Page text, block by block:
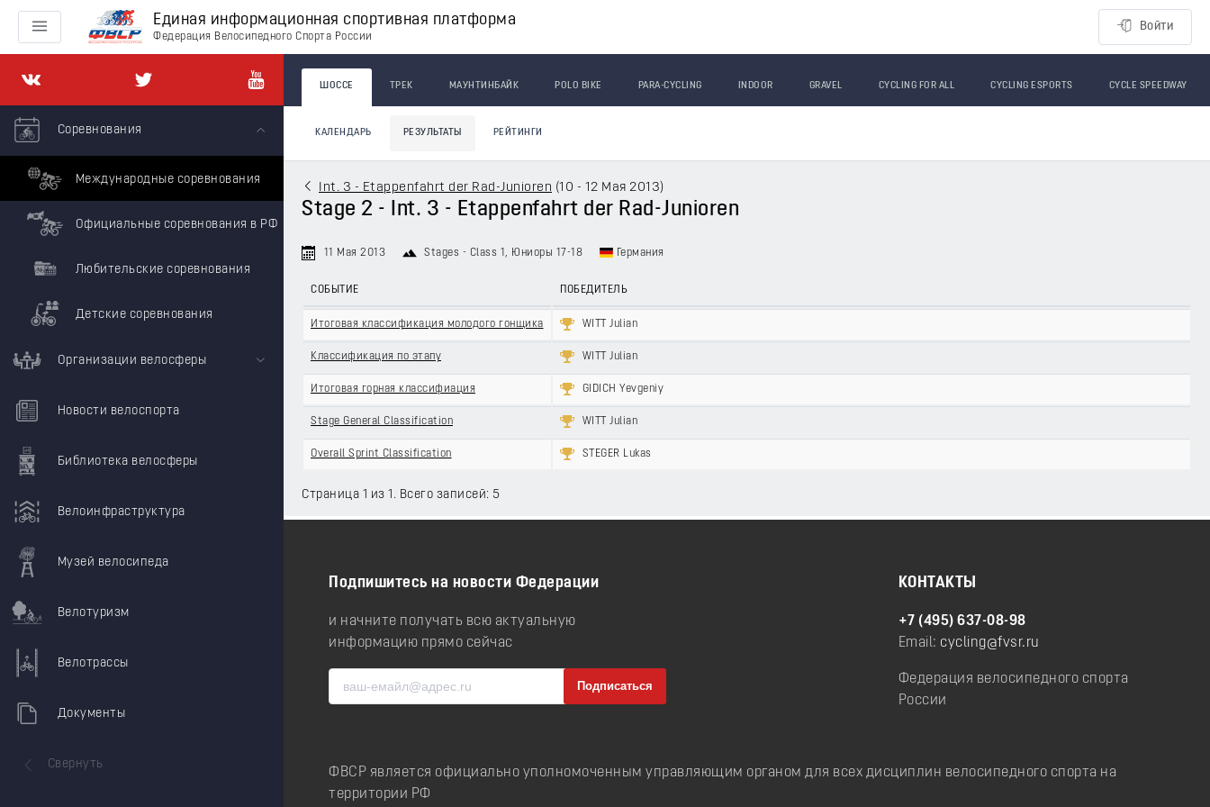
Единая информационная спортивная платформа
Федерация Велосипедного Спорта России
Войти
Соревнования
Международные соревнования
Официальные соревнования в РФ
Любительские соревнования
Детские соревнования
Организации велосферы
Новости велоспорта
Библиотека велосферы
Велоинфраструктура
Музей велосипеда
Велотуризм
Велотрассы
Документы
Свернуть
ШОССЕ ТРЕК МАУНТИНБАЙК POLO BIKE PARA-CYCLING INDOOR GRAVEL CYCLING FOR ALL CYCLING ESPORTS CYCLE SPEEDWAY
КАЛЕНДАРЬ РЕЗУЛЬТАТЫ РЕЙТИНГИ
Int. 3 - Etappenfahrt der Rad-Junioren (10 - 12 Мая 2013)
Stage 2 - Int. 3 - Etappenfahrt der Rad-Junioren
11 Мая 2013 Stages - Class 1 , Юниоры 17-18 Германия
СОБЫТИЕ ПОБЕДИТЕЛЬ
Итоговая классификация молодого гонщика WITT Julian
Классификация по этапу WITT Julian
Итоговая горная классифиация GIDICH Yevgeniy
Stage General Classification WITT Julian
Overall Sprint Classification STEGER Lukas
Страница 1 из 1. Всего записей: 5
Подпишитесь на новости Федерации
и начните получать всю актуальную
информацию прямо сейчас
КОНТАКТЫ
+7 (495) 637-08-98
Email: cycling@fvsr.ru
Федерация велосипедного спорта
России
ФВСР является официально уполномоченным управляющим органом для всех дисциплин велосипедного спорта на
территории РФ